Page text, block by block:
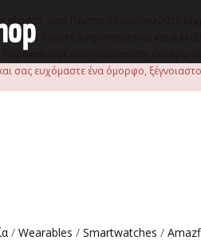
κλειστό, από Πέμπτη 30 Ιουλίου 2026
να είναι δυνατή η προετοιμασία και η
Παρακαλούμε προγραμματίστε έγκαιρα
σας ευχόμαστε ένα όμορφο,
/ Wearables / Smartwatches /